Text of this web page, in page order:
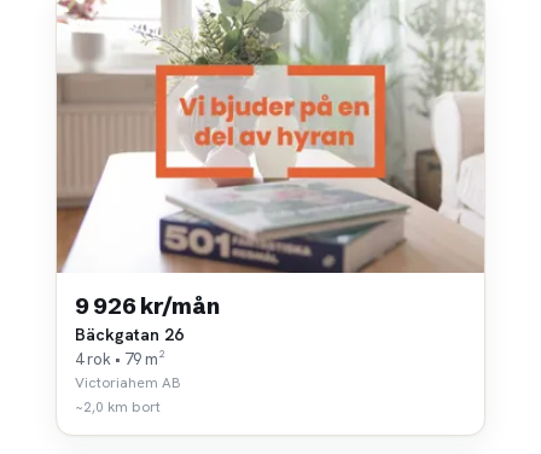
9 926 kr/mån
Bäckgatan 26
4 rok • 79 m²
Victoriahem AB
~2,0 km bort